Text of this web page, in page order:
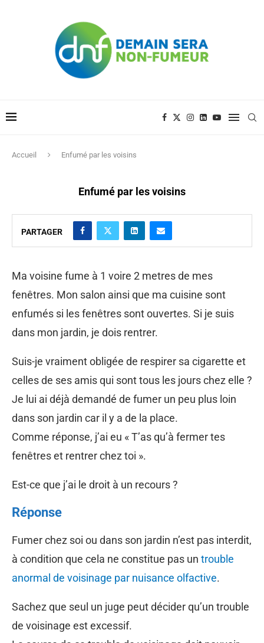
Accueil Enfumé par les voisins
Enfumé par les voisins
PARTAGER
Ma voisine fume à 1 voire 2 metres de mes
fenêtres. Mon salon ainsi que ma cuisine sont
enfumés si les fenêtres sont ouvertes. Si je suis
dans mon jardin, je dois rentrer.
Suis-je vraiment obligée de respirer sa cigarette et
celles de ses amis qui sont tous les jours chez elle ?
Je lui ai déjà demandé de fumer un peu plus loin
dans son jardin car il y a de la place.
Comme réponse, j’ai eu « T’as qu’à fermer tes
fenêtres et rentrer chez toi ».
Est-ce que j’ai le droit à un recours ?
Réponse
Fumer chez soi ou dans son jardin n’est pas interdit,
à condition que cela ne constitue pas un trouble
anormal de voisinage par nuisance olfactive.
Sachez que seul un juge peut décider qu’un trouble
de voisinage est excessif.